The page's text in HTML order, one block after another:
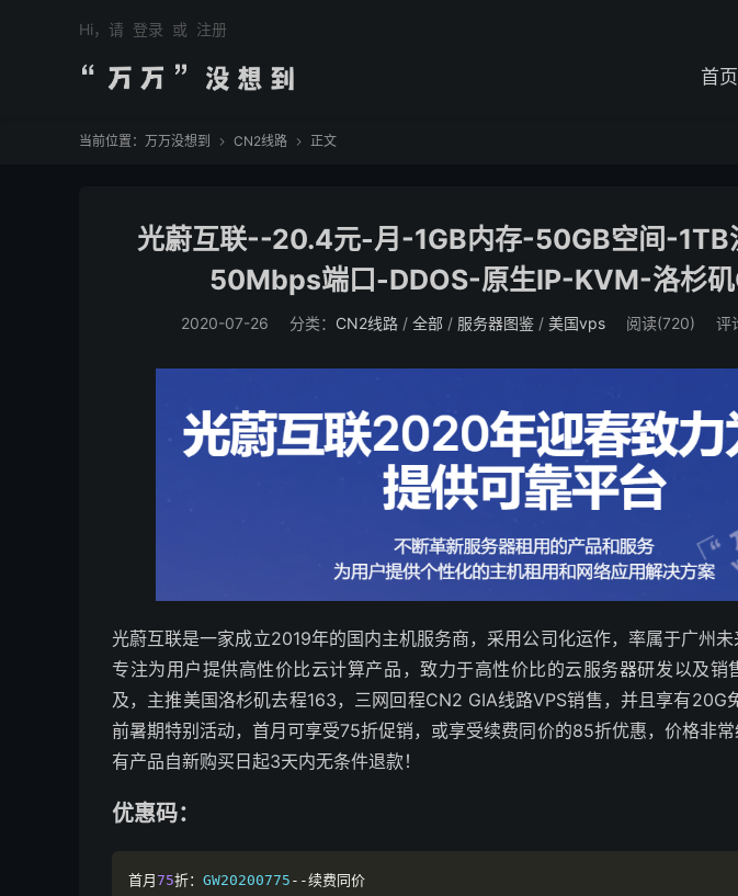
首页
Hi，请 登录 或 注册
当前位置： 万万没想到  CN2线路  正文
光蔚互联--20.4元-月-1GB内存-50GB空间-
50Mbps端口-DDOS-原生IP-KVM-洛杉
2020-07-26 分类： CN2线路/ 全部 / 服务器图鉴/ 美国vps 阅读(720) 评
光蔚互联是一家成立2019年的国内主机服务商，采用公司化运作，率属于广州
专注为用户提供高性价比云计算产品，致力于高性价比的云服务器研发以及销
及，主推美国洛杉矶去程163，三网回程CN2 GIA线路VPS销售，并且享有20G
前暑期特别活动，首月可享受75折促销，或享受续费同价的85折优惠，价格非
有产品自新购买日起3天内无条件退款！
优惠码：
首月 75折： GW20200775 --续费同价